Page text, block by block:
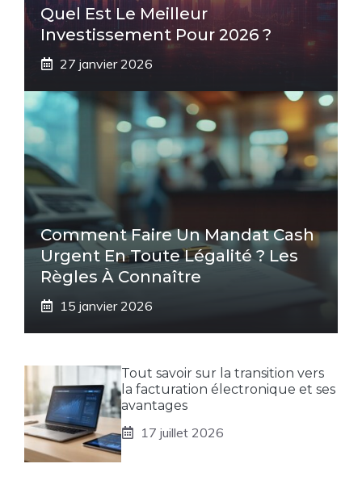
Quel Est Le Meilleur
Investissement Pour 2026 ?
27 janvier 2026
Comment Faire Un Mandat Cash
Urgent En Toute Légalité ? Les
Règles À Connaître
15 janvier 2026
Tout savoir sur la transition vers
la facturation électronique et ses
avantages
17 juillet 2026